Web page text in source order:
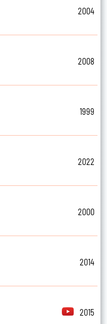
2004
2008
1999
2022
2000
2014
2015